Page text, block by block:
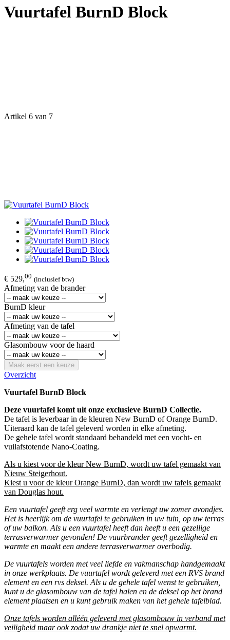
Vuurtafel BurnD Block
Artikel 6 van 7
€ 529,00 (inclusief btw)
Afmeting van de brander
BurnD kleur
Afmeting van de tafel
Glasombouw voor de haard
Maak eerst een keuze
Overzicht
Vuurtafel BurnD Block​
Deze vuurtafel komt uit onze exclusieve BurnD Collectie.
De tafel is leverbaar in de kleuren New BurnD of Orange BurnD.
Uiteraard kan de tafel geleverd worden in elke afmeting.
De gehele tafel wordt standaard behandeld met een vocht- en
vuilafstotende Nano-Coating.
Als u kiest voor de kleur New BurnD, wordt uw tafel gemaakt van
Nieuw Steigerhout.
Kiest u voor de kleur Orange BurnD, dan wordt uw tafels gemaakt
van Douglas hout.
Een vuurtafel geeft erg veel warmte en verlengt uw zomer avondjes.
Het is heerlijk om de vuurtafel te gebruiken in uw tuin, op uw terras
of uw balkon. Als u een vuurtafel heeft dan heeft u een gezellige
terrasverwarmer gevonden! De vuurbrander geeft gezelligheid en
warmte en maakt een andere terrasverwarmer overbodig.
De vuurtafels worden met veel liefde en vakmanschap handgemaakt
in onze werkplaats. De vuurtafel wordt geleverd met een RVS brand
element en een rvs deksel. Als u de gehele tafel wenst te gebruiken,
kunt u de glasombouw van de tafel halen en de deksel op het brand
element plaatsen en u kunt gebruik maken van het gehele tafelblad.
Onze tafels worden alléén geleverd met glasombouw in verband met
veiligheid maar ook zodat uw drankje niet te snel opwarmt.